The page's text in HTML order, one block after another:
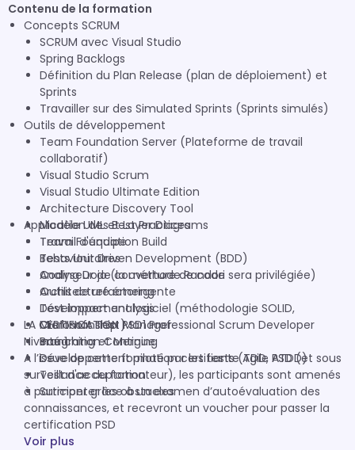
Contenu de la formation
Concepts SCRUM
SCRUM avec Visual Studio
Spring Backlogs
Définition du Plan Release (plan de déploiement) et
Sprints
Travailler sur des Simulated Sprints (Sprints simulés)
Outils de développement
Team Foundation Server (Plateforme de travail
collaboratif)
Visual Studio Scrum
Visual Studio Ultimate Edition
Architecture Discovery Tool
Modèle UML et Layer Diagrams
Team Foundation Build
Tests Unitaires
Analyseur de couverture de code
Outils de refactoring
Test impact analysis
Microsoft Test Manager
Branching et Merging
Application des Best Practices
Travail d'équipe
Behaviour Driven Development (BDD)
Coding Dojo (la méthode Randori sera privilégiée)
Architecture émergente
Développement logiciel (méthodologie SOLID,
Craftmanship )
Intégration Continue
Développement piloté par les tests (TDD, ATDD)
Test d'acceptation
Surmonter les obstacles
LA CERTIFICATION PSD1 Professional Scrum Developer
Niveau 1
A l’issue de cette formation certifiante Agile PSD (et sous
surveillance du formateur), les participants sont amenés
à participer grâce à un examen d’autoévaluation des
connaissances, et recevront un voucher pour passer la
certification PSD
Voir plus